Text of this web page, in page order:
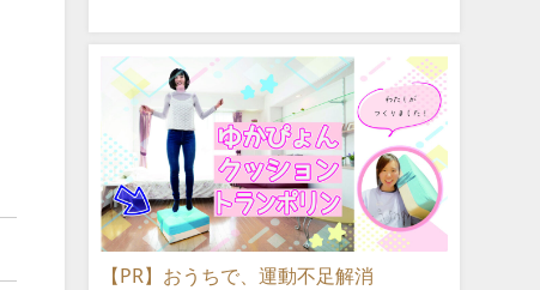
【PR】おうちで、運動不足解消